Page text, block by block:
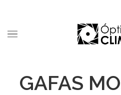
GAFAS